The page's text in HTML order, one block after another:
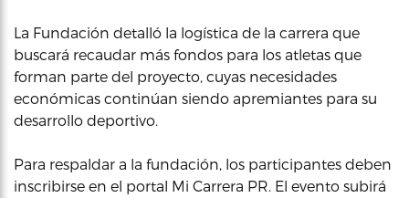
La Fundación detalló la logística de la carrera que
buscará recaudar más fondos para los atletas que
forman parte del proyecto, cuyas necesidades
económicas continúan siendo apremiantes para su
desarrollo deportivo.
Para respaldar a la fundación, los participantes deben
inscribirse en el portal Mi Carrera PR. El evento subirá